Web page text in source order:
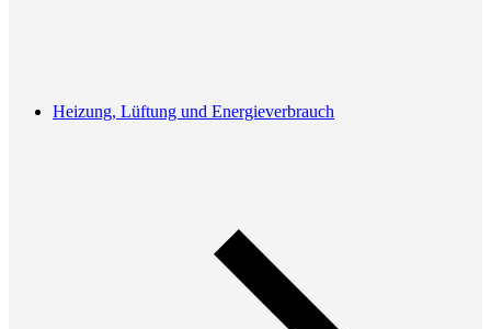
Heizung, Lüftung und Energieverbrauch